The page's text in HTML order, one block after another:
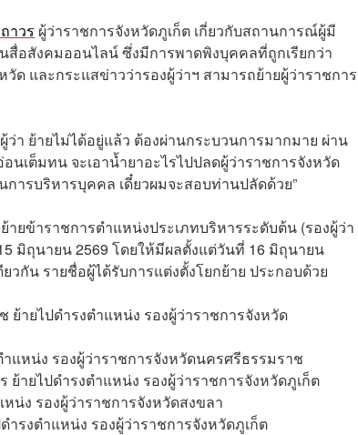
าวร ผู้ว่าราชการจังหวัดภูเก็ต เกี่ยวกับสถานการณ์ผู้มี
อสังคมออนไลน์ ซึ่งมีการพาดพิงบุคคลที่ถูกเรียกว่า
ด และกระแสข่าวว่ารองผู้ว่าฯ สามารถย้ายผู้ว่าราชการ
ว่า ย้ายไม่ได้อยู่แล้ว ต้องผ่านกระบวนการมากมาย ผ่าน
ต็มทน จะเอาน้ำยาอะไรไปปลดผู้ว่าราชการจังหวัด
ารบริหารบุคคล เดี๋ยวผมจะสอบท่านปลัดด้วย”
ยข้าราชการตำแหน่งประเภทบริหารระดับต้น (รองผู้ว่า
มิถุนายน 2569 โดยให้มีผลตั้งแต่วันที่ 16 มิถุนายน
กัน รายชื่อผู้ได้รับการแต่งตั้งโยกย้าย ประกอบด้วย
ายไปดำรงตำแหน่ง รองผู้ว่าราชการจังหวัด
แหน่ง รองผู้ว่าราชการจังหวัดนครศรีธรรมราช
ายไปดำรงตำแหน่ง รองผู้ว่าราชการจังหวัดภูเก็ต
น่ง รองผู้ว่าราชการจังหวัดสงขลา
รงตำแหน่ง รองผู้ว่าราชการจังหวัดภูเก็ต